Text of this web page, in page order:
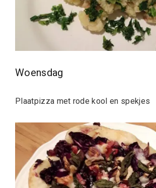
Woensdag
Plaatpizza met rode kool en spekjes